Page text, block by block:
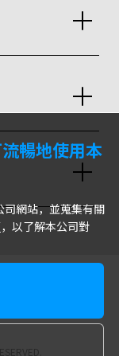
繁体 簡体
暢地使用本
網站，並蒐集有關
，以了解本公司對